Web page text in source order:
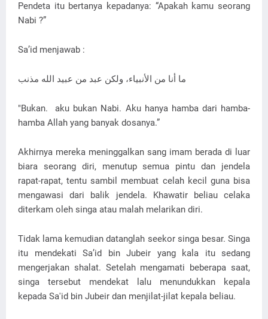
Pendeta itu bertanya kepadanya: “Apakah kamu seorang
Nabi ?”
Sa’id menjawab :
ما أنا من الأنبياء، ولكن عبد من عبيد الله مذنب
"Bukan. aku bukan Nabi. Aku hanya hamba dari hamba-
hamba Allah yang banyak dosanya.”
Akhirnya mereka meninggalkan sang imam berada di luar
biara seorang diri, menutup semua pintu dan jendela
rapat-rapat, tentu sambil membuat celah kecil guna bisa
mengawasi dari balik jendela. Khawatir beliau celaka
diterkam oleh singa atau malah melarikan diri.
Tidak lama kemudian datanglah seekor singa besar. Singa
itu mendekati Sa’id bin Jubeir yang kala itu sedang
mengerjakan shalat. Setelah mengamati beberapa saat,
singa tersebut mendekat lalu menundukkan kepala
kepada Sa'id bin Jubeir dan menjilat-jilat kepala beliau.